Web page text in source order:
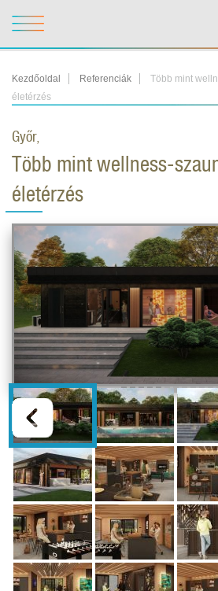
Kezdőoldal Referenciák
Több mint
életérzés
Győr,
Több mint wellness-
életérzés